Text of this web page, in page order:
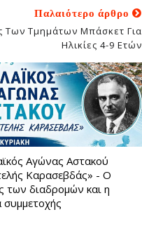
Παλαιότερο άρθρο
Των Τμημάτων Μπάσκετ Για
Ηλικίες 4-9 Ετών
Αγώνας Αστακού
Καρασεβδάς» - Ο
των διαδρομών και η